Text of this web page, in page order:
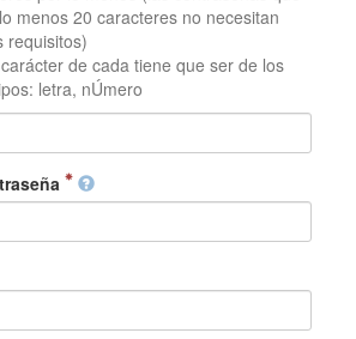
menos 20 caracteres no necesitan
requisitos)
de cada tiene que ser de los
letra, nÚmero